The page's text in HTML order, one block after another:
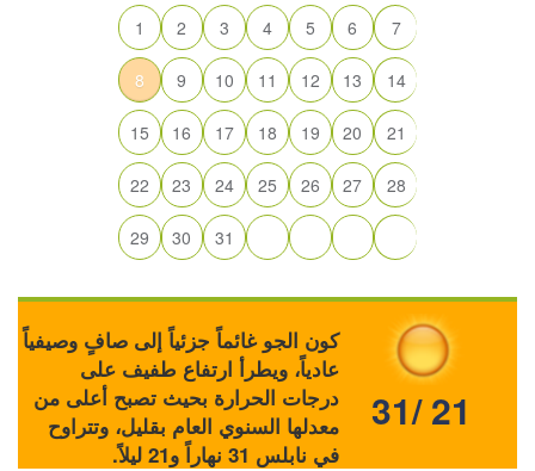
1 2 3 4 5 6 7
8 9 10 11 12 13 14
15 16 17 18 19 20 21
22 23 24 25 26 27 28
29 30 31
كون الجو غائماً جزئياً إلى صافٍ وصيفياً
عادياً، ويطرأ ارتفاع طفيف على
درجات الحرارة بحيث تصبح أعلى من
معدلها السنوي العام بقليل، وتتراوح
في نابلس 31 نهاراً و21 ليلاً.
31/ 21